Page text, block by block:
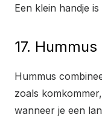
Een klein handje
17.
Hummus
zoals
wanneer je een